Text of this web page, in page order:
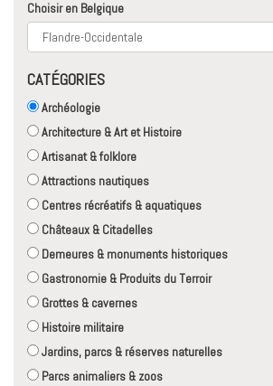
Choisir en Belgique
CATÉGORIES
Archéologie
Architecture & Art et Histoire
Artisanat & folklore
Attractions nautiques
Centres récréatifs & aquatiques
Châteaux & Citadelles
Demeures & monuments historiques
Gastronomie & Produits du Terroir
Grottes & cavernes
Histoire militaire
Jardins, parcs & réserves naturelles
Parcs animaliers & zoos